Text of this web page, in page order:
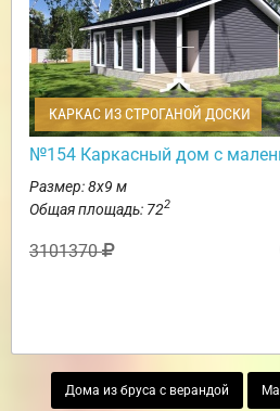
КАРКАС ИЗ СТРОГАНОЙ ДОСКИ
№154 Каркасный дом с
Размер: 8х9 м
Общая площадь: 722
3101370
Дома из бруса с верандой